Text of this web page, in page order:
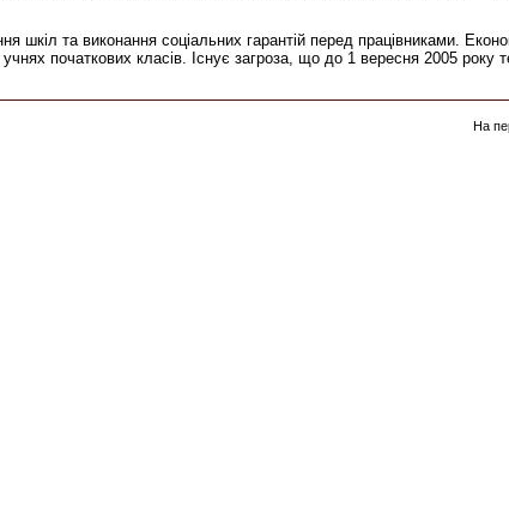
та виконання соціальних гарантій перед працівниками.
початкових класів. Існує загроза, що до 1 вересня 2005 року
На